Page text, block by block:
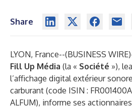
Share
LYON, France--(BUSINESS WIRE
Fill Up Média (la « Société »),
l’affichage digital extérieur
carburant (code ISIN :
ALFUM), informe ses